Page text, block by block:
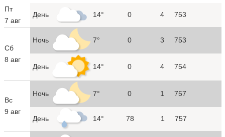
Пт
7 авг
День 14° 0 4 753
Сб
8 авг
Ночь 7° 0 3 753
День 14° 0 4 754
Вс
9 авг
Ночь 7° 0 1 757
День 14° 78 1 757